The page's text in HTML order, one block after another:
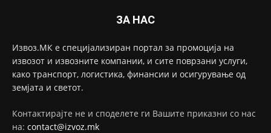
ЗА НАС
Извоз.МК е специјализиран портал за промоција на
извозот и извозните компании, и сите поврзани услуги,
како транспорт, логистика, финансии и осигурување од
земјата и светот.
Контактирајте не и споделете ги Вашите приказни со нас
на: contact@izvoz.mk